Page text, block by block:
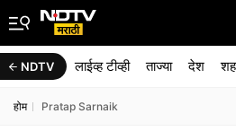
NDTV लाईव्ह टीव्ही ताज्या देश
होम Pratap Sarnaik